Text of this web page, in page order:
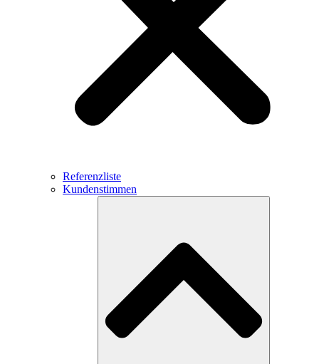
Referenzliste
Kundenstimmen